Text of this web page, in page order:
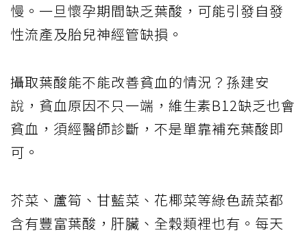
慢。一旦懷孕期間缺乏葉酸，可能引發自發
性流產及胎兒神經管缺損。
攝取葉酸能不能改善貧血的情況？孫建安
說，貧血原因不只一端，維生素B12缺乏也會
貧血，須經醫師診斷，不是單靠補充葉酸即
可。
芥菜、蘆筍、甘藍菜、花椰菜等綠色蔬菜都
含有豐富葉酸，肝臟、全穀類裡也有。每天